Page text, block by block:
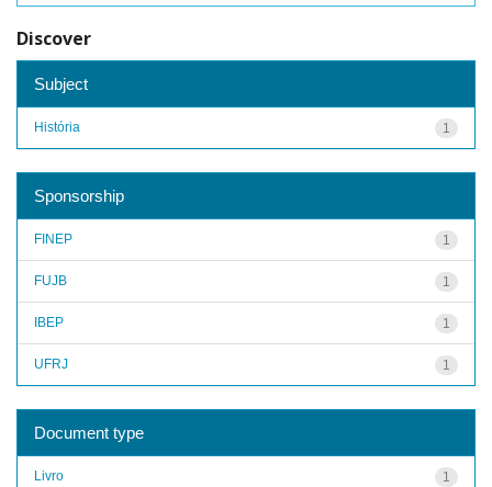
Discover
Subject
1
História
Sponsorship
1
FINEP
1
FUJB
1
IBEP
1
UFRJ
Document type
1
Livro